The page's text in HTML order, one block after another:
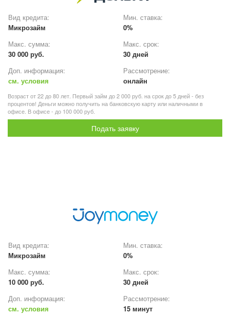
Вид кредита:
Микрозайм
Мин. ставка:
0%
Макс. сумма:
30 000 руб.
Макс. срок:
30 дней
Доп. информация:
см. условия
Рассмотрение:
онлайн
Возраст от 22 до 80 лет. Первый займ до 2 000 руб. на срок до 5 дней - без
процентов! Деньги можно получить на банковскую карту или наличными в
офисе. В офисе - до 100 000 руб.
Подать заявку
Вид кредита:
Микрозайм
Мин. ставка:
0%
Макс. сумма:
10 000 руб.
Макс. срок:
30 дней
Доп. информация:
см. условия
Рассмотрение:
15 минут